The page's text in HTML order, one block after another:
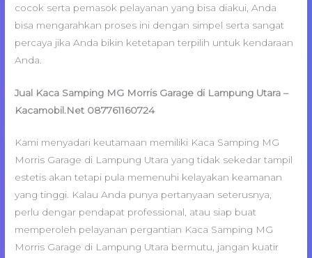
cocok serta pemasok pelayanan yang bisa diakui, Anda
bisa mengarahkan proses ini dengan simpel serta sangat
percaya jika Anda bikin ketetapan terpilih untuk kendaraan
Anda.
Jual Kaca Samping MG Morris Garage di Lampung Utara –
Kacamobil.Net 087761160724
Kami menyadari keutamaan memiliki Kaca Samping MG
Morris Garage di Lampung Utara yang tidak sekedar tampil
estetis akan tetapi pula memenuhi kelayakan keamanan
yang tinggi. Kalau Anda punya pertanyaan seterusnya,
perlu dengar pendapat professional, atau siap buat
memperoleh pelayanan pergantian Kaca Samping MG
Morris Garage di Lampung Utara bermutu, jangan kuatir